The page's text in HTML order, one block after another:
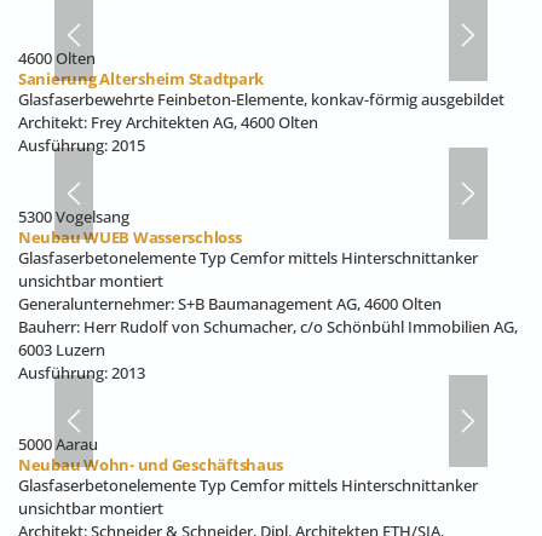
4600 Olten
Sanierung Altersheim Stadtpark
Glasfaserbewehrte Feinbeton-Elemente, konkav-förmig ausgebildet
Architekt: Frey Architekten AG, 4600 Olten
Ausführung: 2015
5300 Vogelsang
Neubau WUEB Wasserschloss
Glasfaserbetonelemente Typ Cemfor mittels Hinterschnittanker
unsichtbar montiert
Generalunternehmer: S+B Baumanagement AG, 4600 Olten
Bauherr: Herr Rudolf von Schumacher, c/o Schönbühl Immobilien AG,
6003 Luzern
Ausführung: 2013
5000 Aarau
Neubau Wohn- und Geschäftshaus
Glasfaserbetonelemente Typ Cemfor mittels Hinterschnittanker
unsichtbar montiert